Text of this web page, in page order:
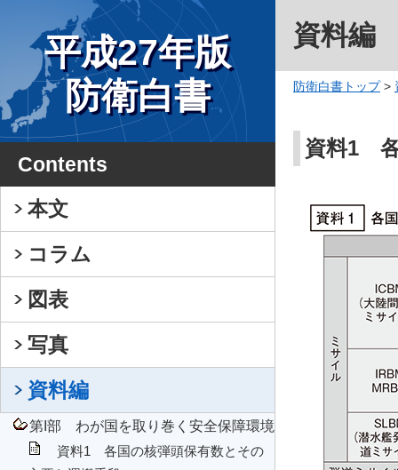
平成27年版
防衛白書
Contents
本文
コラム
図表
写真
資料編
第I部 わが国を取り巻く安全保障環境
資料1 各国の核弾頭保有数とその
資料編
防衛白書トップ>
資料1 各